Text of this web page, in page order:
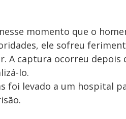
momento que o
ele sofreu
A captura ocorreu depois
lo.
foi levado a um hospital